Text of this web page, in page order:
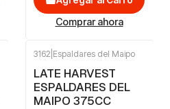
Comprar ahora
3162 Espaldares del Maipo
LATE HARVEST
ESPALDARES DEL
MAIPO 375CC